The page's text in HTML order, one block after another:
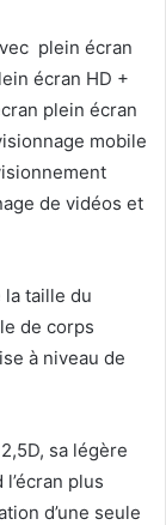
plein écran
écran HD +
plein écran
mobile
de vidéos et
la taille du
de corps
à niveau de
sa légère
plus
d’une seule